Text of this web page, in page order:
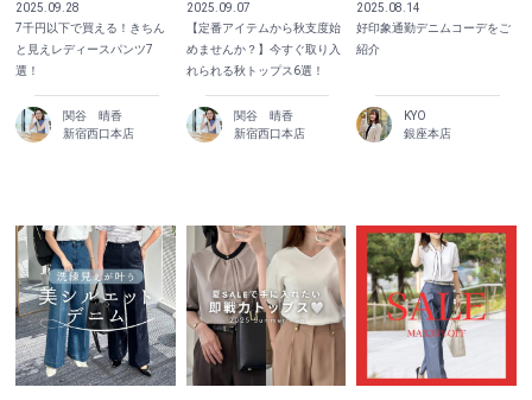
2025.09.28
7千円以下で買える！きちん
と見えレディースパンツ7
選！
関谷 晴香
新宿西口本店
2025.09.07
【定番アイテムから秋支度始
めませんか？】今すぐ取り入
れられる秋トップス6選！
関谷 晴香
新宿西口本店
2025.08.14
好印象通勤デニムコーデをご
紹介
KYO
銀座本店